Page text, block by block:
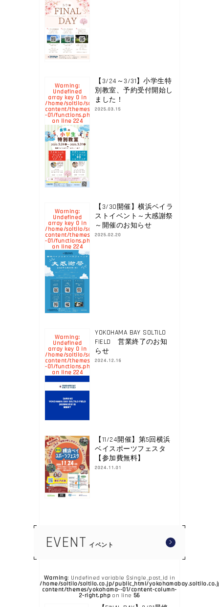
Warning:
Undefined
array key 0 in
/home/soltilo/soltilo.co.jp/public_html/
content/themes/yokohama-
-01/functions.php
on line 224
【3/24～3/31】小学生特
別教室、予約受付開始し
ました！
2025.03.15
Warning:
Undefined
array key 0 in
/home/soltilo/soltilo.co.jp/public_html/
content/themes/yokohama-
-01/functions.php
on line 224
【3/30開催】横浜ベイラ
ストイベント～大感謝祭
～開催のお知らせ
2025.02.20
Warning:
Undefined
array key 0 in
/home/soltilo/soltilo.co.jp/public_html/
content/themes/yokohama-
-01/functions.php
on line 224
YOKOHAMA BAY SOLTILO
FIELD 営業終了のお知
らせ
2024.12.16
【11/24開催】第5回横浜
ベイスポーツフェスタ
【参加費無料】
2024.11.01
EVENT イベント
Warning: Undefined variable $single_post_id in
/home/soltilo/soltilo.co.jp/public_html/
content/themes/yokohama--01/content-column-
2-right.phpon line 56